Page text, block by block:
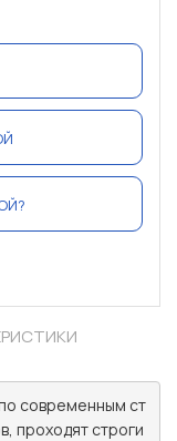
современным ст
проходят строги